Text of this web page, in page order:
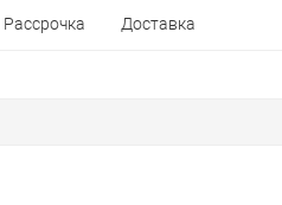
Рассрочка Доставка